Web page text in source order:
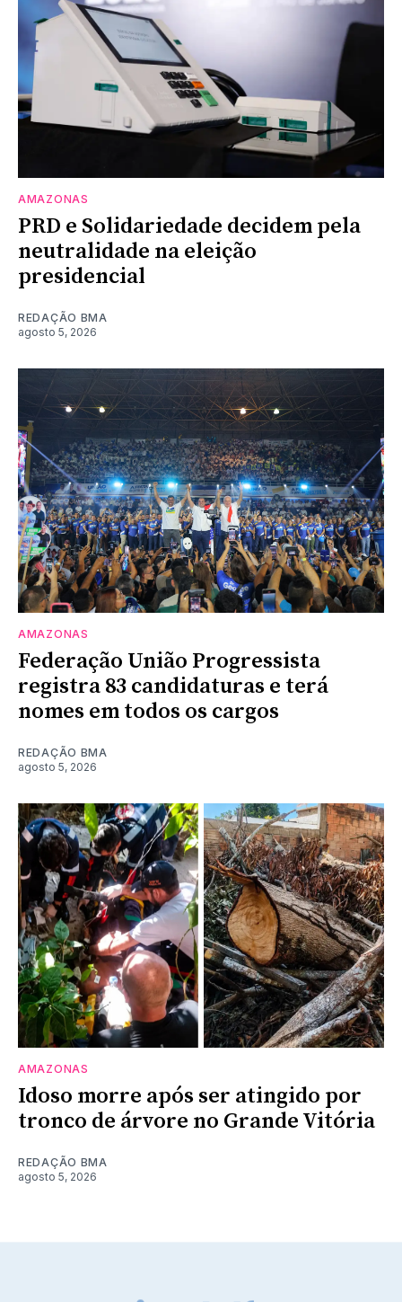
AMAZONAS
PRD e Solidariedade decidem pela
neutralidade na eleição
presidencial
REDAÇÃO BMA
agosto 5, 2026
AMAZONAS
Federação União Progressista
registra 83 candidaturas e terá
nomes em todos os cargos
REDAÇÃO BMA
agosto 5, 2026
AMAZONAS
Idoso morre após ser atingido por
tronco de árvore no Grande Vitória
REDAÇÃO BMA
agosto 5, 2026